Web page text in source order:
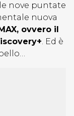
nove puntate
nuova
ovvero il
. Ed è